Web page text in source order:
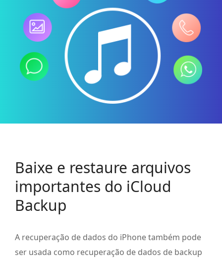
Baixe e restaure arquivos
importantes do iCloud
Backup
A recuperação de dados do iPhone também pode
ser usada como recuperação de dados de backup